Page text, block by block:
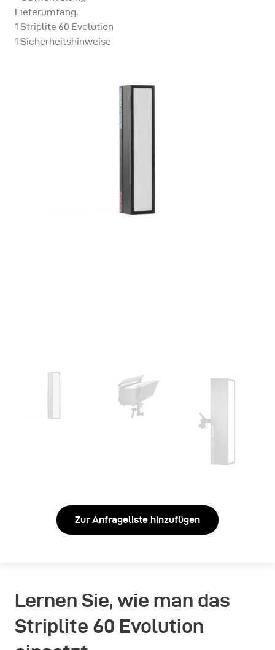
Lieferumfang:
1 Striplite 60 Evolution
1 Sicherheitshinweise
Zur Anfrageliste hinzufügen
Lernen Sie, wie man das
Striplite 60 Evolution